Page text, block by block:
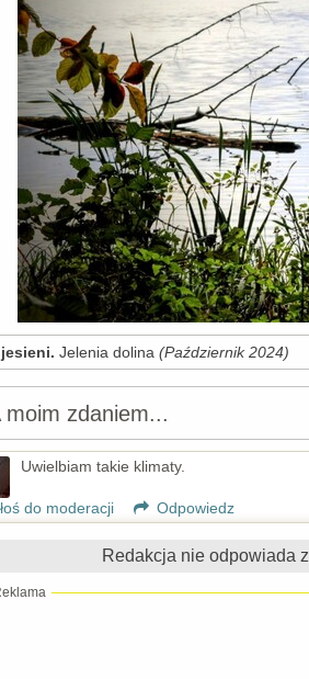
Jelenia dolina (Październik 2024)
moim zdaniem...
Uwielbiam takie klimaty.
do moderacji Odpowiedz
Redakcja nie odpowiada